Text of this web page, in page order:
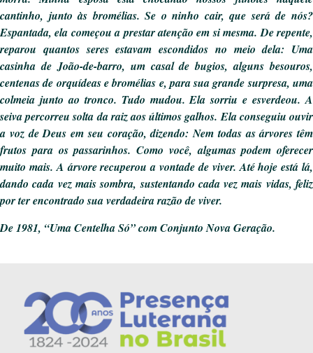
cantinho, junto às bromélias. Se o ninho cair, que será de nós?
Espantada, ela começou a prestar atenção em si mesma. De repente,
reparou quantos seres estavam escondidos no meio dela: Uma
casinha de João-de-barro, um casal de bugios, alguns besouros,
centenas de orquídeas e bromélias e, para sua grande surpresa, uma
colmeia junto ao tronco. Tudo mudou. Ela sorriu e esverdeou. A
seiva percorreu solta da raiz aos últimos galhos. Ela conseguiu ouvir
a voz de Deus em seu coração, dizendo: Nem todas as árvores têm
frutos para os passarinhos. Como você, algumas podem oferecer
muito mais. A árvore recuperou a vontade de viver. Até hoje está lá,
dando cada vez mais sombra, sustentando cada vez mais vidas, feliz
por ter encontrado sua verdadeira razão de viver.
De 1981, “Uma Centelha Só” com Conjunto Nova Geração.